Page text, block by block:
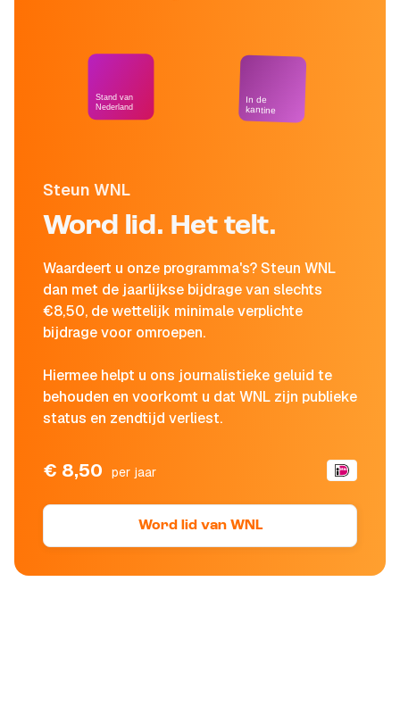
Steun WNL
Word lid. Het telt.
Waardeert u onze programma's? Steun WNL
dan met de jaarlijkse bijdrage van slechts
€8,50, de wettelijk minimale verplichte
bijdrage voor omroepen.
Hiermee helpt u ons journalistieke geluid te
behouden en voorkomt u dat WNL zijn publieke
status en zendtijd verliest.
€ 8,50 per jaar
Word lid van WNL
Stand van
Nederland
In de
kantine